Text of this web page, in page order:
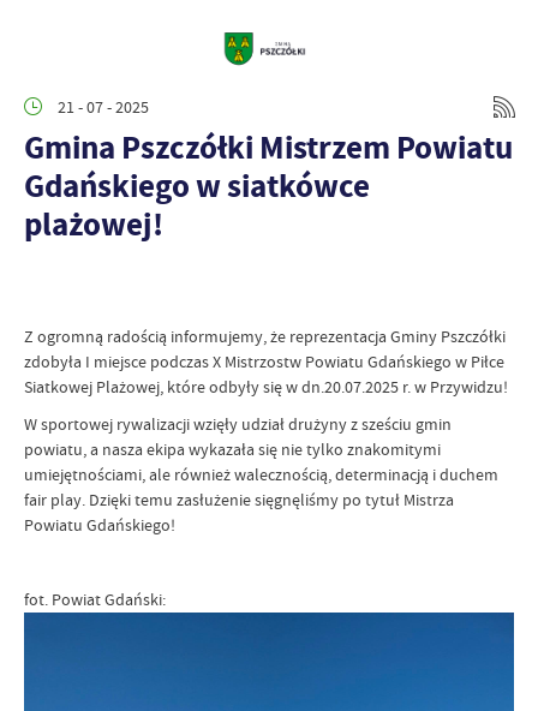
21 - 07 - 2025
Gmina Pszczółki Mistrzem Powiatu
Gdańskiego w siatkówce
plażowej!
Z ogromną radością informujemy, że reprezentacja Gminy Pszczółki
zdobyła I miejsce podczas X Mistrzostw Powiatu Gdańskiego w Piłce
Siatkowej Plażowej, które odbyły się w dn.20.07.2025 r. w Przywidzu!
W sportowej rywalizacji wzięły udział drużyny z sześciu gmin
powiatu, a nasza ekipa wykazała się nie tylko znakomitymi
umiejętnościami, ale również walecznością, determinacją i duchem
fair play. Dzięki temu zasłużenie sięgnęliśmy po tytuł Mistrza
Powiatu Gdańskiego!
fot. Powiat Gdański: